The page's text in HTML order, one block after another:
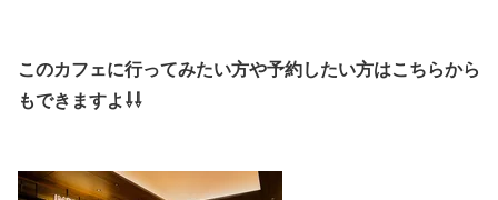
このカフェに行ってみたい方や予約したい方はこちらから
もできますよ⇩⇩